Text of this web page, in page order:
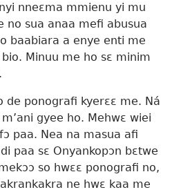
nneɛma mmienu yi mu
no sua anaa mefi abusua
baabiara a enye enti me
Minuu me ho sɛ minim
de ponografi kyerɛɛ me. Ná
gyee ho. Mehwɛ wiei
paa. Nea na masua afi
paa sɛ Onyankopɔn bɛtwe
so hwɛɛ ponografi no,
ne hwɛ kaa me